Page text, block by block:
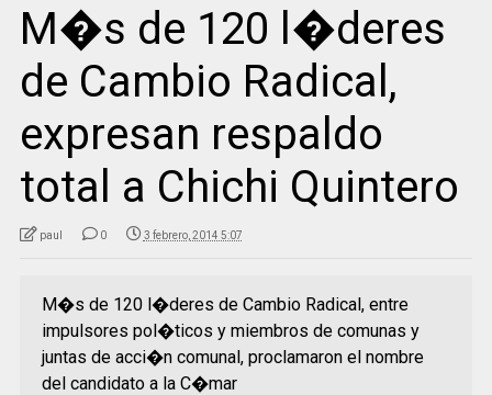
M�s de 120 l�deres
de Cambio Radical,
expresan respaldo
total a Chichi Quintero
paul 0 3 febrero, 2014 5:07
M�s de 120 l�deres de Cambio Radical, entre
impulsores pol�ticos y miembros de comunas y
juntas de acci�n comunal, proclamaron el nombre
del candidato a la C�mar